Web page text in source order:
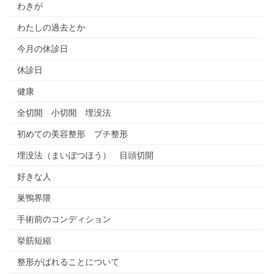
わきが
わたしの過去とか
今月の休診日
休診日
健康
全切開 小切開 埋没法
初めての美容整形 プチ整形
埋没法（まいぼつほう） 目頭切開
好きな人
巣鴨界隈
手術前のコンディション
挙筋短縮
整形がばれることについて